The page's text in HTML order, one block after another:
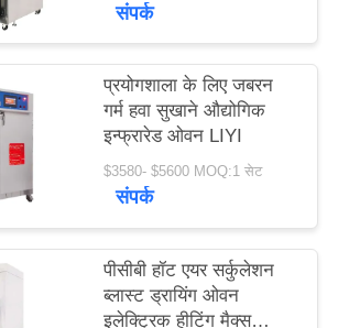
संपर्क
प्रयोगशाला के लिए जबरन
गर्म हवा सुखाने औद्योगिक
इन्फ्रारेड ओवन LIYI
$3580- $5600 MOQ:1 सेट
संपर्क
पीसीबी हॉट एयर सर्कुलेशन
ब्लास्ट ड्रायिंग ओवन
इलेक्ट्रिक हीटिंग मैक्स